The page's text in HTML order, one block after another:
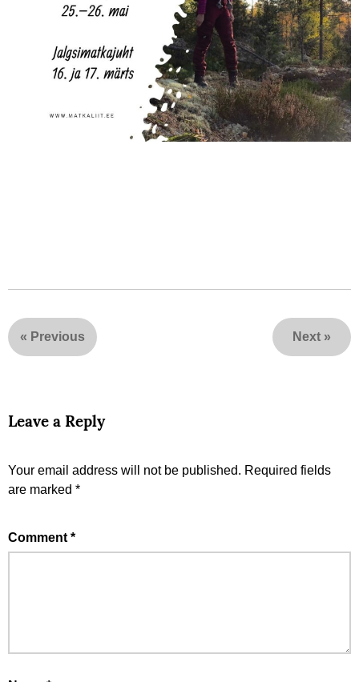
« Previous Next »
Leave a Reply
Your email address will not be published. Required fields
are marked *
Comment *